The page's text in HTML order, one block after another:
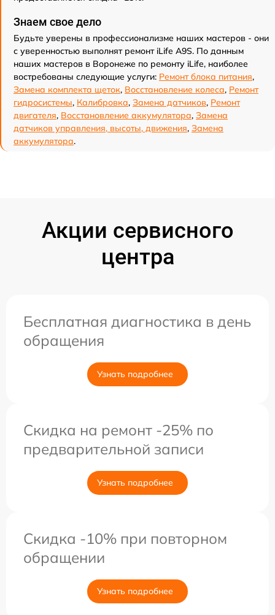
Знаем свое дело
Будьте уверены в профессионализме наших мастеров - они
с уверенностью выполнят ремонт iLife A9S. По данным
наших мастеров в Воронеже по ремонту iLife, наиболее
востребованы следующие услуги: Ремонт блока питания,
Замена комплекта щеток, Восстановление колеса, Ремонт
гидросистемы, Калибровка, Замена датчиков, Ремонт
двигателя, Восстановление аккумулятора, Замена
датчиков управления, высоты, движения, Замена
аккумулятора.
Акции сервисного
центра
Бесплатная диагностика в день
обращения
Узнать подробнее
Скидка на ремонт -25% по
предварительной записи
Узнать подробнее
Скидка -10% при повторном
обращении
Узнать подробнее